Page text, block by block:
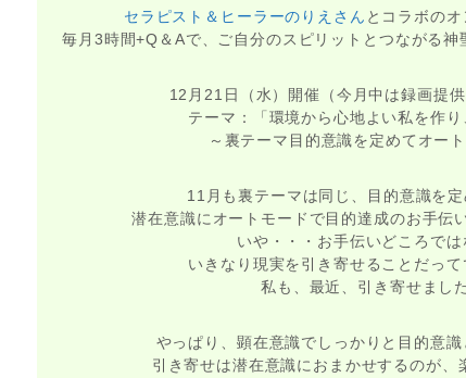
セラピスト＆ヒーラーのりえさん とコラボのオ
毎月3時間+Q＆Aで、ご自分のスピリットとつながる神
12月21日（水）開催（今月中は録画提供
テーマ：「環境から心地よい私を作り
～裏テーマ目的意識を定めてオー
11月も裏テーマは同じ、目的意識を定
潜在意識にオートモードで目的達成のお手伝
いや・・・お手伝いどころでは
いきなり現実を引き寄せることだって
私も、最近、引き寄せまし
やっぱり、顕在意識でしっかりと目的意識
引き寄せは潜在意識におまかせするのが、